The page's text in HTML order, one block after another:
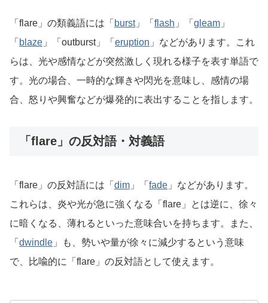
「flare」の類義語には「 burst」「 flash 」「 gleam 」
「 blaze 」「outburst」「 eruption 」などがあります。これ
らは、光や感情などが突然激しく現れる様子を表す単語で
す。光の場合、一時的な輝きや閃光を意味し、感情の場
合、怒りや興奮などが爆発的に表出することを指します。
「flare」の反対語・対義語
「flare」の反対語には「 dim 」「 fade 」などがあります。
これらは、炎や光が急に強くなる「flare」とは逆に、徐々
に暗くなる、薄れるといった意味合いを持ちます。また、
「 dwindle 」も、勢いや量が徐々に減少するという意味
で、比喩的に「flare」の反対語として使えます。